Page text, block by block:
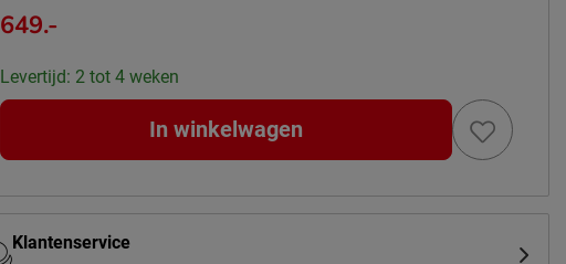
649.-
Levertijd: 2 tot 4 weken
In winkelwagen
Klantenservice